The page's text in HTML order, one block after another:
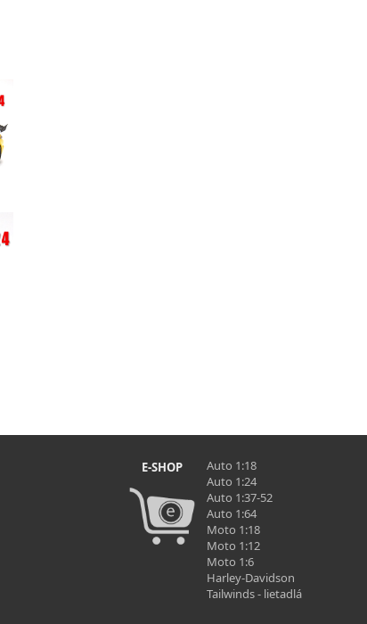
E-SHOP
Auto 1:18
Auto 1:24
Auto 1:37-52
Auto 1:64
Moto 1:18
Moto 1:12
Moto 1:6
Harley-Davidson
Tailwinds - lietadlá